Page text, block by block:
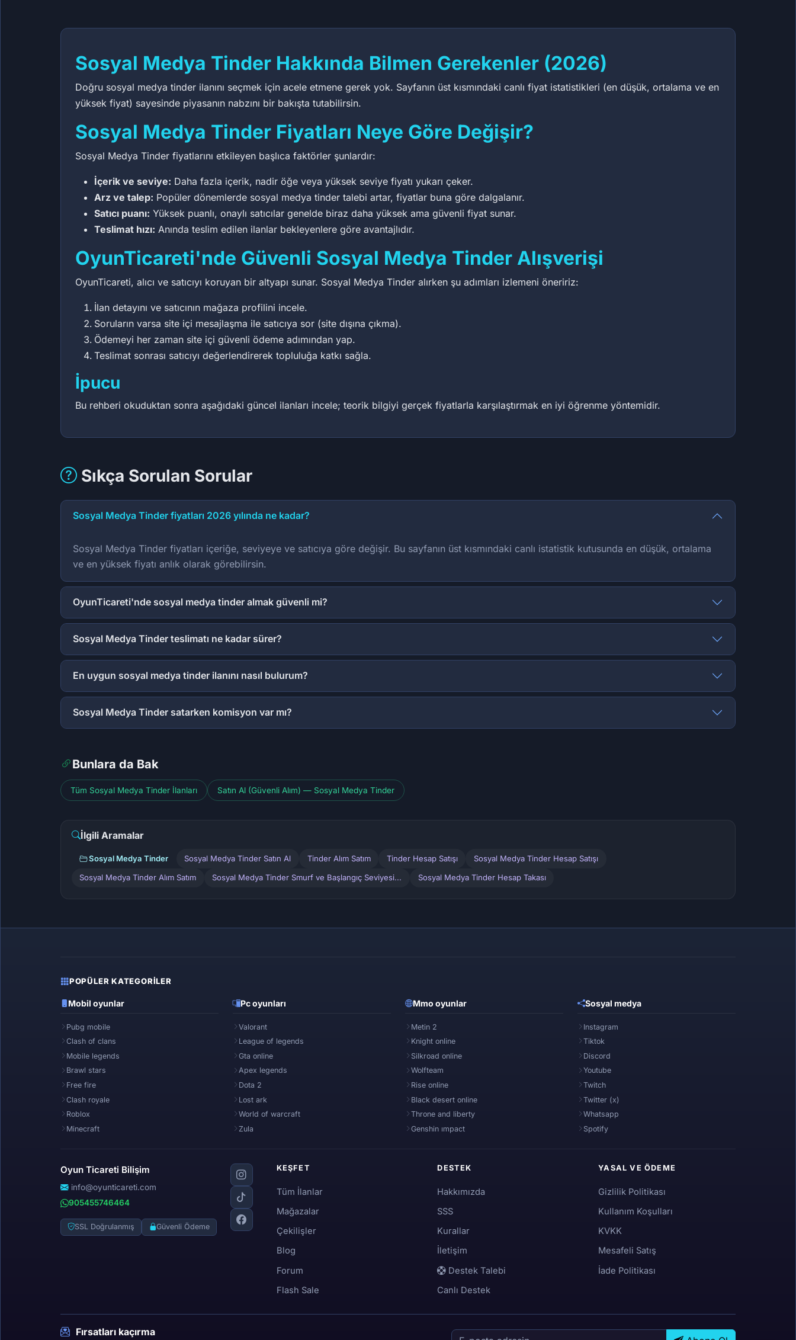
Sosyal Medya Tinder Hakkında Bilmen Gerekenler (2026)
Doğru sosyal medya tinder ilanını seçmek için acele etmene gerek yok. Sayfanın üst kısmındaki canlı fiyat istatistikleri (en düşük, ortalama ve en
yüksek fiyat) sayesinde piyasanın nabzını bir bakışta tutabilirsin.
Sosyal Medya Tinder Fiyatları Neye Göre Değişir?
Sosyal Medya Tinder fiyatlarını etkileyen başlıca faktörler şunlardır:
İçerik ve seviye: Daha fazla içerik, nadir öğe veya yüksek seviye fiyatı yukarı çeker.
Arz ve talep: Popüler dönemlerde sosyal medya tinder talebi artar, fiyatlar buna göre dalgalanır.
Satıcı puanı: Yüksek puanlı, onaylı satıcılar genelde biraz daha yüksek ama güvenli fiyat sunar.
Teslimat hızı: Anında teslim edilen ilanlar bekleyenlere göre avantajlıdır.
OyunTicareti'nde Güvenli Sosyal Medya Tinder Alışverişi
OyunTicareti, alıcı ve satıcıyı koruyan bir altyapı sunar. Sosyal Medya Tinder alırken şu adımları izlemeni öneririz:
İlan detayını ve satıcının mağaza profilini incele.
Soruların varsa site içi mesajlaşma ile satıcıya sor (site dışına çıkma).
Ödemeyi her zaman site içi güvenli ödeme adımından yap.
Teslimat sonrası satıcıyı değerlendirerek topluluğa katkı sağla.
İpucu
Bu rehberi okuduktan sonra aşağıdaki güncel ilanları incele; teorik bilgiyi gerçek fiyatlarla karşılaştırmak en iyi öğrenme yöntemidir.
Sıkça Sorulan Sorular
Sosyal Medya Tinder fiyatları 2026 yılında ne kadar?
Sosyal Medya Tinder fiyatları içeriğe, seviyeye ve satıcıya göre değişir. Bu sayfanın üst kısmındaki canlı istatistik kutusunda en düşük, ortalama
ve en yüksek fiyatı anlık olarak görebilirsin.
OyunTicareti'nde sosyal medya tinder almak güvenli mi?
Sosyal Medya Tinder teslimatı ne kadar sürer?
En uygun sosyal medya tinder ilanını nasıl bulurum?
Sosyal Medya Tinder satarken komisyon var mı?
Bunlara da Bak
Tüm Sosyal Medya Tinder İlanları Satın Al (Güvenli Alım) — Sosyal Medya Tinder
İlgili Aramalar
Sosyal Medya Tinder Sosyal Medya Tinder Satın Al Tinder Alım Satım Tinder Hesap Satışı Sosyal Medya Tinder Hesap Satışı
Sosyal Medya Tinder Alım Satım Sosyal Medya Tinder Smurf ve Başlangıç Seviyesi... Sosyal Medya Tinder Hesap Takası
POPÜLER KATEGORILER
Mobil oyunlar
Pubg mobile
Clash of clans
Mobile legends
Brawl stars
Free fire
Clash royale
Roblox
Minecraft
Pc oyunları
Valorant
League of legends
Gta online
Apex legends
Dota 2
Lost ark
World of warcraft
Zula
Mmo oyunlar
Metin 2
Knight online
Silkroad online
Wolfteam
Rise online
Black desert online
Throne and liberty
Genshin ımpact
Sosyal medya
Instagram
Tiktok
Discord
Youtube
Twitch
Twitter (x)
Whatsapp
Spotify
Oyun Ticareti Bilişim
info@oyunticareti.com
905455746464
SSL Doğrulanmış Güvenli Ödeme
KEŞFET
Tüm İlanlar
Mağazalar
Çekilişler
Blog
Forum
Flash Sale
DESTEK
Hakkımızda
SSS
Kurallar
İletişim
Destek Talebi
Canlı Destek
YASAL VE ÖDEME
Gizlilik Politikası
Kullanım Koşulları
KVKK
Mesafeli Satış
İade Politikası
Fırsatları kaçırma